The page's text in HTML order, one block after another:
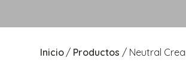
Inicio Productos Neutral